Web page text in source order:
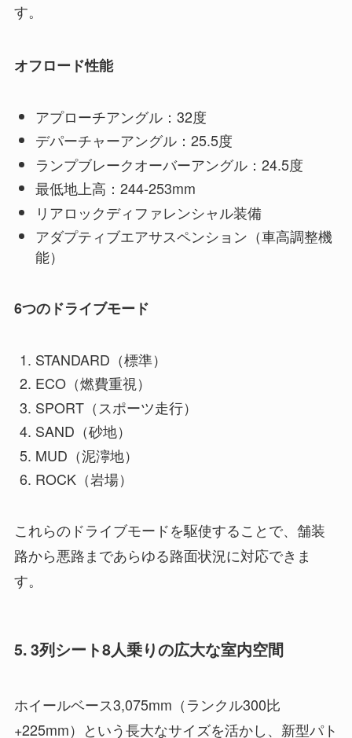
す。
オフロード性能
アプローチアングル：32度
デパーチャーアングル：25.5度
ランプブレークオーバーアングル：24.5度
最低地上高：244-253mm
リアロックディファレンシャル装備
アダプティブエアサスペンション（車高調整機
能）
6つのドライブモード
STANDARD（標準）
ECO（燃費重視）
SPORT（スポーツ走行）
SAND（砂地）
MUD（泥濘地）
ROCK（岩場）
これらのドライブモードを駆使することで、舗装
路から悪路まであらゆる路面状況に対応できま
す。
5. 3列シート8人乗りの広大な室内空間
ホイールベース3,075mm（ランクル300比
+225mm）という長大なサイズを活かし、新型パト